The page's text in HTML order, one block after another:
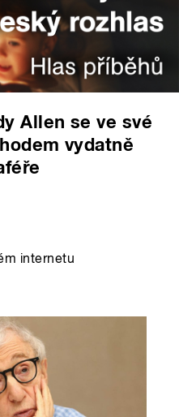
Allen se ve své
vydatně
internetu